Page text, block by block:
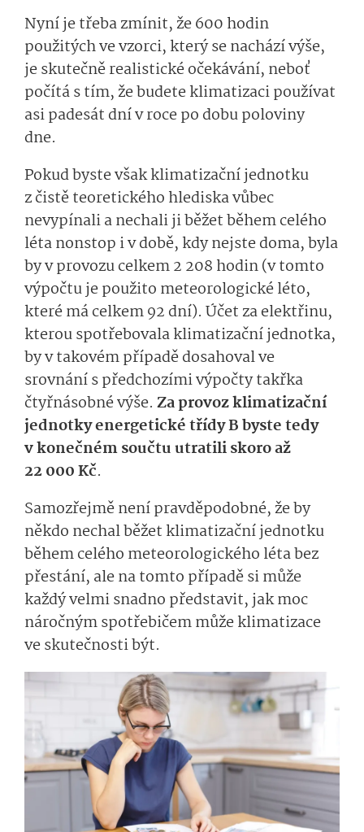
Nyní je třeba zmínit, že 600 hodin
použitých ve vzorci, který se nachází výše,
je skutečně realistické očekávání, neboť
počítá s tím, že budete klimatizaci používat
asi padesát dní v roce po dobu poloviny
dne.
Pokud byste však klimatizační jednotku
z čistě teoretického hlediska vůbec
nevypínali a nechali ji běžet během celého
léta nonstop i v době, kdy nejste doma, byla
by v provozu celkem 2 208 hodin (v tomto
výpočtu je použito meteorologické léto,
které má celkem 92 dní). Účet za elektřinu,
kterou spotřebovala klimatizační jednotka,
by v takovém případě dosahoval ve
srovnání s předchozími výpočty takřka
čtyřnásobné výše. Za provoz klimatizační
jednotky energetické třídy B byste tedy
v konečném součtu utratili skoro až
22 000 Kč.
Samozřejmě není pravděpodobné, že by
někdo nechal běžet klimatizační jednotku
během celého meteorologického léta bez
přestání, ale na tomto případě si může
každý velmi snadno představit, jak moc
náročným spotřebičem může klimatizace
ve skutečnosti být.